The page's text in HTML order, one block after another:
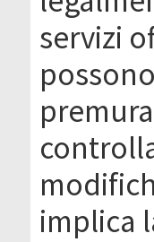
servizi
implica